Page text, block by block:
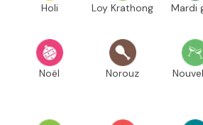
Holi Loy Krathong Mardi
Noël Norouz